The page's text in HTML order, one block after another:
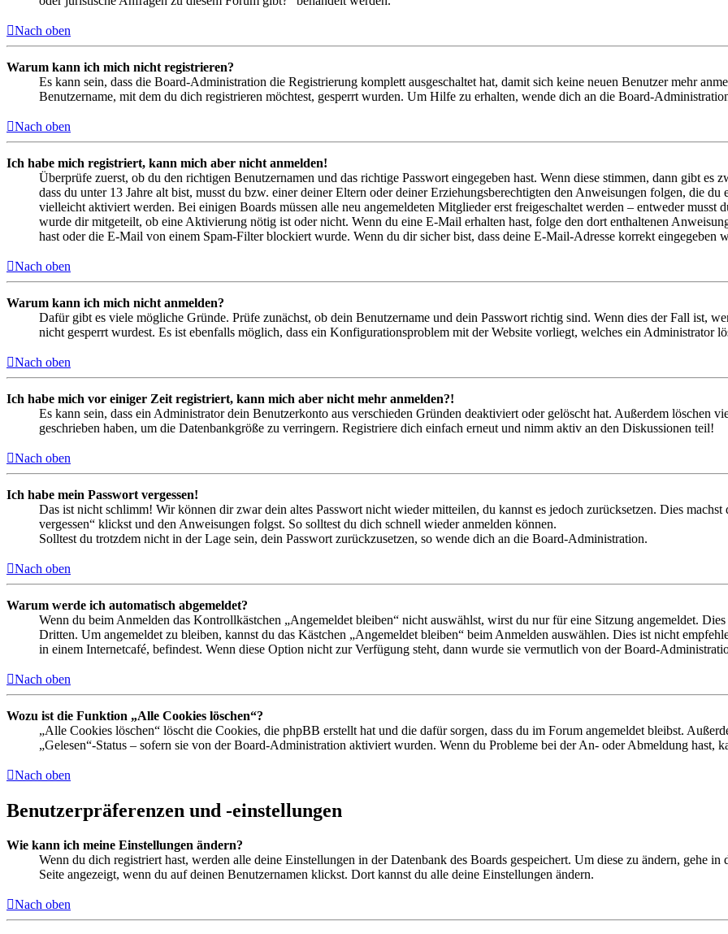
Nach oben
Warum kann ich mich nicht registrieren?
Es kann sein, dass die Board-Administration die Registrierung komplett ausgeschaltet hat, damit sich keine neuen Benutzer mehr
Benutzername, mit dem du dich registrieren möchtest, gesperrt wurden. Um Hilfe zu erhalten, wende dich an die Board-
Nach oben
Ich habe mich registriert, kann mich aber nicht anmelden!
Überprüfe zuerst, ob du den richtigen Benutzernamen und das richtige Passwort eingegeben hast. Wenn diese stimmen, dann gibt es
dass du unter 13 Jahre alt bist, musst du bzw. einer deiner Eltern oder deiner Erziehungsberechtigten den Anweisungen folgen, die
vielleicht aktiviert werden. Bei einigen Boards müssen alle neu angemeldeten Mitglieder erst freigeschaltet werden – entweder musst
wurde dir mitgeteilt, ob eine Aktivierung nötig ist oder nicht. Wenn du eine E-Mail erhalten hast, folge den dort enthaltenen
hast oder die E-Mail von einem Spam-Filter blockiert wurde. Wenn du dir sicher bist, dass deine E-Mail-Adresse korrekt eingegeben
Nach oben
Warum kann ich mich nicht anmelden?
Dafür gibt es viele mögliche Gründe. Prüfe zunächst, ob dein Benutzername und dein Passwort richtig sind. Wenn dies der Fall ist,
nicht gesperrt wurdest. Es ist ebenfalls möglich, dass ein Konfigurationsproblem mit der Website vorliegt, welches ein Administrator
Nach oben
Ich habe mich vor einiger Zeit registriert, kann mich aber nicht mehr anmelden?!
Es kann sein, dass ein Administrator dein Benutzerkonto aus verschieden Gründen deaktiviert oder gelöscht hat. Außerdem löschen
geschrieben haben, um die Datenbankgröße zu verringern. Registriere dich einfach erneut und nimm aktiv an den Diskussionen teil!
Nach oben
Ich habe mein Passwort vergessen!
Das ist nicht schlimm! Wir können dir zwar dein altes Passwort nicht wieder mitteilen, du kannst es jedoch zurücksetzen. Dies
vergessen“ klickst und den Anweisungen folgst. So solltest du dich schnell wieder anmelden können.
Solltest du trotzdem nicht in der Lage sein, dein Passwort zurückzusetzen, so wende dich an die Board-Administration.
Nach oben
Warum werde ich automatisch abgemeldet?
Wenn du beim Anmelden das Kontrollkästchen „Angemeldet bleiben“ nicht auswählst, wirst du nur für eine Sitzung angemeldet.
Dritten. Um angemeldet zu bleiben, kannst du das Kästchen „Angemeldet bleiben“ beim Anmelden auswählen. Dies ist nicht
in einem Internetcafé, befindest. Wenn diese Option nicht zur Verfügung steht, dann wurde sie vermutlich von der Board-
Nach oben
Wozu ist die Funktion „Alle Cookies löschen“?
„Alle Cookies löschen“ löscht die Cookies, die phpBB erstellt hat und die dafür sorgen, dass du im Forum angemeldet bleibst.
„Gelesen“-Status – sofern sie von der Board-Administration aktiviert wurden. Wenn du Probleme bei der An- oder Abmeldung hast,
Nach oben
Benutzerpräferenzen und -einstellungen
Wie kann ich meine Einstellungen ändern?
Wenn du dich registriert hast, werden alle deine Einstellungen in der Datenbank des Boards gespeichert. Um diese zu ändern, gehe
Seite angezeigt, wenn du auf deinen Benutzernamen klickst. Dort kannst du alle deine Einstellungen ändern.
Nach oben